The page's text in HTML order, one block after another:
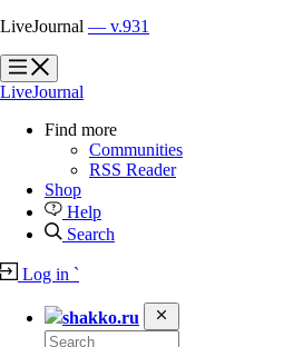
LiveJournal — v.931
?
?
LiveJournal
Find more
Communities
RSS Reader
Shop
Help
Search
Log in `
shakko.ru